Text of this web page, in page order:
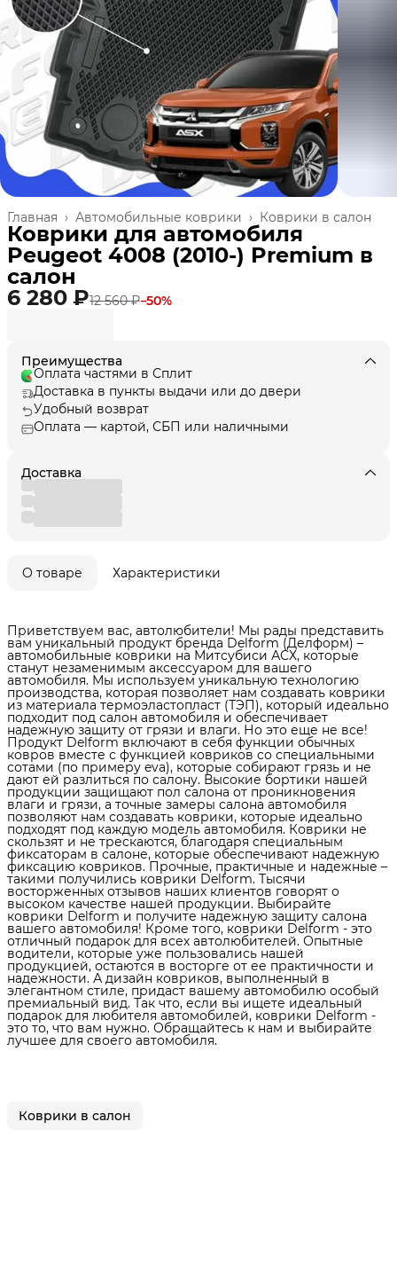
Коврики в салон
Автомобильные коврики ›
Главная ›
Коврики для автомобиля
Peugeot 4008 (2010-) Premium в
cалон
6 280 ₽12 560 ₽−50%
Преимущества
Оплата частями в Сплит
Доставка в пункты выдачи или до двери
Удобный возврат
Оплата — картой, СБП или наличными
Доставка
О товаре Характеристики
Приветствуем вас, автолюбители! Мы рады представить
вам уникальный продукт бренда Delform (Делформ) –
автомобильные коврики на Митсубиси АСХ, которые
станут незаменимым аксессуаром для вашего
автомобиля. Мы используем уникальную технологию
производства, которая позволяет нам создавать коврики
из материала термоэластопласт (ТЭП), который идеально
подходит под салон автомобиля и обеспечивает
надежную защиту от грязи и влаги. Но это еще не все!
Продукт Delform включают в себя функции обычных
ковров вместе с функцией ковриков со специальными
сотами (по примеру eva), которые собирают грязь и не
дают ей разлиться по салону. Высокие бортики нашей
продукции защищают пол салона от проникновения
влаги и грязи, а точные замеры салона автомобиля
позволяют нам создавать коврики, которые идеально
подходят под каждую модель автомобиля. Коврики не
скользят и не трескаются, благодаря специальным
фиксаторам в салоне, которые обеспечивают надежную
фиксацию ковриков. Прочные, практичные и надежные –
такими получились коврики Delform. Тысячи
восторженных отзывов наших клиентов говорят о
высоком качестве нашей продукции. Выбирайте
коврики Delform и получите надежную защиту салона
вашего автомобиля! Кроме того, коврики Delform - это
отличный подарок для всех автолюбителей. Опытные
водители, которые уже пользовались нашей
продукцией, остаются в восторге от ее практичности и
надежности. А дизайн ковриков, выполненный в
элегантном стиле, придаст вашему автомобилю особый
премиальный вид. Так что, если вы ищете идеальный
подарок для любителя автомобилей, коврики Delform -
это то, что вам нужно. Обращайтесь к нам и выбирайте
лучшее для своего автомобиля.
Коврики в салон